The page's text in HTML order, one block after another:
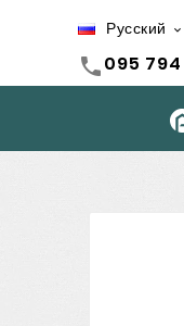
Русский 
call095